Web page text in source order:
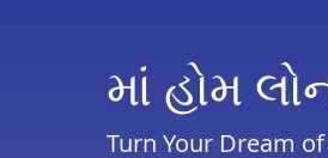
માં હોમ
Turn Your Dream